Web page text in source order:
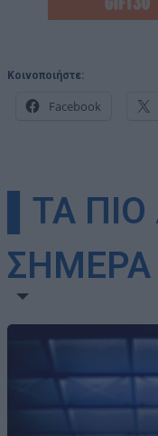
Κοινοποιήστε:
Facebook
▌ΤΑ
ΣΗΜΕΡΑ